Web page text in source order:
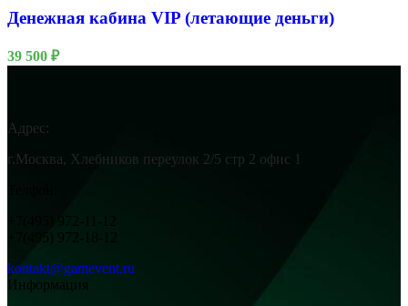
Денежная кабина VIP (летающие деньги)
39 500 ₽
Адрес:
г.Москва, Хлебников переулок 2/5 стр 2 офис 1
+7(495) 972-18-12
kontakt@gamevent.ru
Информация